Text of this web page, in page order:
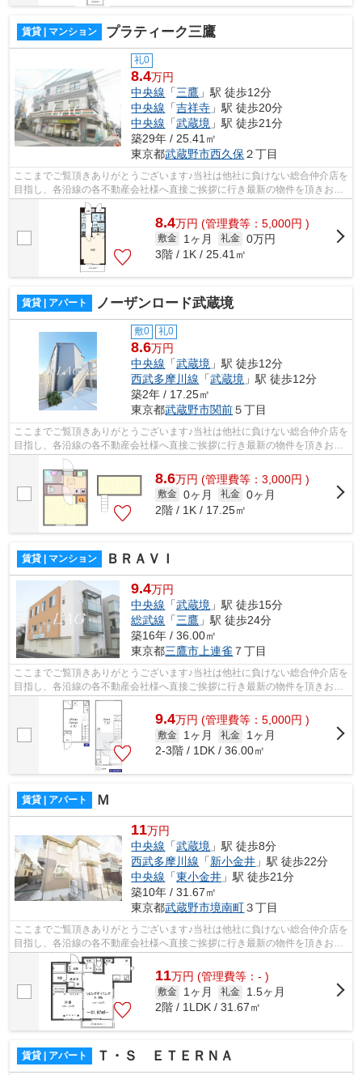
賃貸 | マンション プラティーク三鷹
礼0
8.4万円
中央線 「三鷹 」駅 徒歩12分
中央線 「吉祥寺 」駅 徒歩20分
中央線 「武蔵境 」駅 徒歩21分
築29年 / 25.41㎡
東京都武蔵野市西久保２丁目
ここまでご覧頂きありがとうございます♪当社は他社に負けない総合仲介店を
目指し、各沿線の各不動産会社様へ直接ご挨拶に行き最新の物件を頂きお客
様へ提供しております！最新の情報は...
8.4万円 (管理費等：5,000円 )
敷金 1ヶ月 礼金 0万円
3階 / 1K / 25.41㎡
賃貸 | アパート ノーザンロード武蔵境
敷0 礼0
8.6万円
中央線 「武蔵境 」駅 徒歩12分
西武多摩川線 「武蔵境 」駅 徒歩12分
築2年 / 17.25㎡
東京都武蔵野市関前５丁目
ここまでご覧頂きありがとうございます♪当社は他社に負けない総合仲介店を
目指し、各沿線の各不動産会社様へ直接ご挨拶に行き最新の物件を頂きお客
様へ提供しております！最新の情報は...
8.6万円 (管理費等：3,000円 )
敷金 0ヶ月 礼金 0ヶ月
2階 / 1K / 17.25㎡
賃貸 | マンション ＢＲＡＶＩ
9.4万円
中央線 「武蔵境 」駅 徒歩15分
総武線 「三鷹 」駅 徒歩24分
築16年 / 36.00㎡
東京都三鷹市 上連雀 ７丁目
ここまでご覧頂きありがとうございます♪当社は他社に負けない総合仲介店を
目指し、各沿線の各不動産会社様へ直接ご挨拶に行き最新の物件を頂きお客
様へ提供しております！最新の情報は...
9.4万円 (管理費等：5,000円 )
敷金 1ヶ月 礼金
1ヶ月
2-3階 / 1DK / 36.00㎡
賃貸 | アパート Ｍ
11万円
中央線 「武蔵境 」駅 徒歩8分
西武多摩川線 「新小金井 」駅 徒歩22分
中央線 「東小金井 」駅 徒歩21分
築10年 / 31.67㎡
東京都武蔵野市境南町３丁目
ここまでご覧頂きありがとうございます♪当社は他社に負けない総合仲介店を
目指し、各沿線の各不動産会社様へ直接ご挨拶に行き最新の物件を頂きお客
様へ提供しております！最新の情報は...
11万円 (管理費等：- )
敷金 1ヶ月 礼金
1.5ヶ月
2階 / 1LDK / 31.67㎡
賃貸 | アパート Ｔ・Ｓ ＥＴＥＲＮＡ